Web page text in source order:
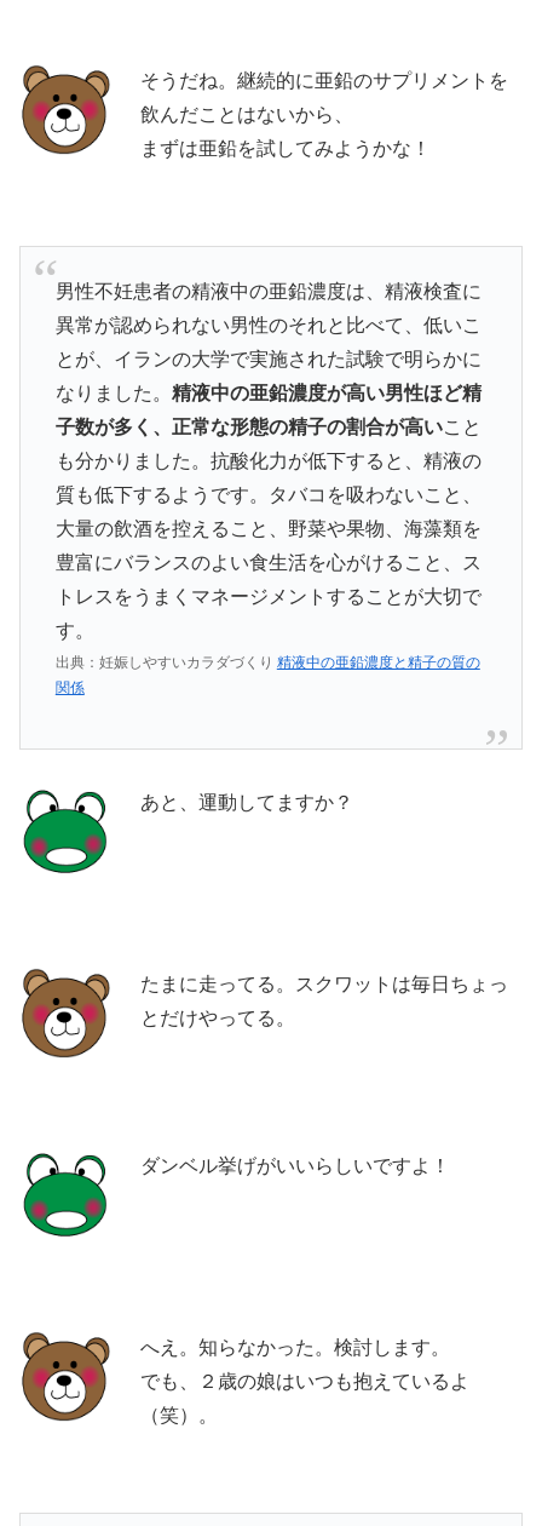
そうだね。継続的に亜鉛のサプリメントを
飲んだことはないから、
まずは亜鉛を試してみようかな！
男性不妊患者の精液中の亜鉛濃度は、精液検査に
異常が認められない男性のそれと比べて、低いこ
とが、イランの大学で実施された試験で明らかに
なりました。 精液中の亜鉛濃度が高い男性ほど精
子数が多く、正常な形態の精子の割合が高いこと
も分かりました。抗酸化力が低下すると、精液の
質も低下するようです。タバコを吸わないこと、
大量の飲酒を控えること、野菜や果物、海藻類を
豊富にバランスのよい食生活を心がけること、ス
トレスをうまくマネージメントすることが大切で
す。
出典：妊娠しやすいカラダづくり 精液中の亜鉛濃度と精子の質の
関係
あと、運動してますか？
たまに走ってる。スクワットは毎日ちょっ
とだけやってる。
ダンベル挙げがいいらしいですよ！
へえ。知らなかった。検討します。
でも、２歳の娘はいつも抱えているよ
（笑）。